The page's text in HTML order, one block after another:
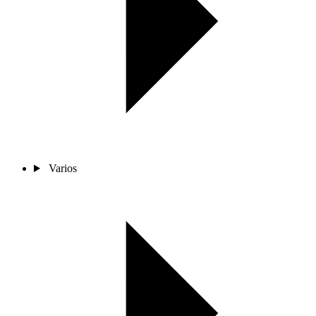
Varios